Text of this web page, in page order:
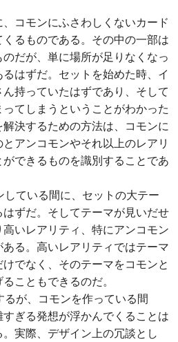
コモンにふさわしくないカード
るものである。その中の一部は
だが、単に場所が足りなくなっ
はずだ。セットを始めた時、イ
持っていたはずであり、そして
てしまうということがわかった
決するための方法は、コモンに
アンコモンやそれ以上のレアリ
できるものを識別することであ
ている間に、セットの大テー
ずだ。そしてテーマが見いだせ
いレアリティ、特にアンコモン
る。高いレアリティではテーマ
でなく、そのテーマをコモンと
こともできるのだ。
が、コモンを作っている間
ぎる発想が浮かんでくることは
実際、デザイン上の冗談とし